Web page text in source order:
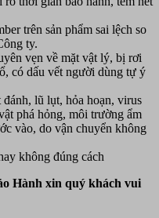
trên sản phẩm sai lệch so
ty.
vẹn về mặt vật lý, bị rơi
có dấu vết người dùng tự ý
đánh, lũ lụt, hỏa hoạn, virus
phá hỏng, môi trường ẩm
vào, do vận chuyển không
không đúng cách
Hành xin quý khách vui